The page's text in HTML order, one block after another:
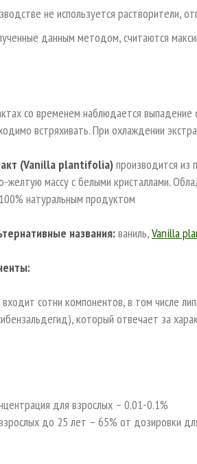
не используется растворители,
данным методом, считаются
со временем наблюдается
встряхивать. При охлаждении
(Vanilla plantifolia)производится
желтую массу с белыми кристаллами.
натуральным продуктом
названия:ваниль,Vanilla
входит сотни компонентов, в том числе
который отвечает за
для взрослых – 0.01-0.1%
до 25 лет – 65% от дозировки